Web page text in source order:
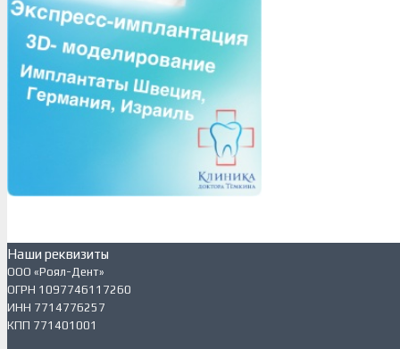
Наши реквизиты
ООО «Роял-Дент»
ОГРН 1097746117260
ИНН 7714776257
КПП 771401001